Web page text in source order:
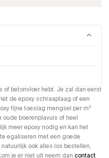
met veel epoxy
of een gescheurde of
betonvloer hebt. Je zal dan eerst
de epoxy schraaplaag of een
fijne toeslag mengsel per m²
oude boerenplavuis of heel
meer epoxy nodig en kan het
egaliseren met een goede
ook alles los bestellen,
je er niet uit neem dan contact